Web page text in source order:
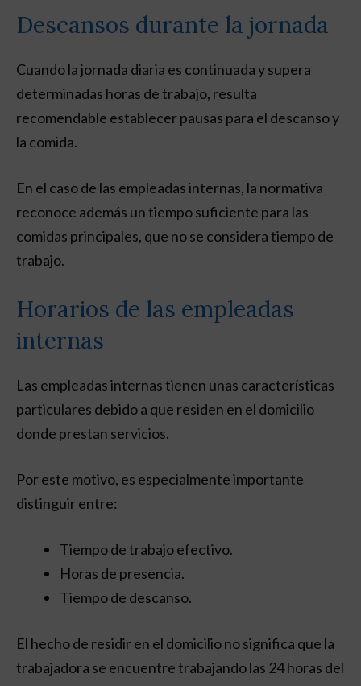
Descansos durante la jornada
Cuando la jornada diaria es continuada y supera
determinadas horas de trabajo, resulta
recomendable establecer pausas para el descanso y
la comida.
En el caso de las empleadas internas, la normativa
reconoce además un tiempo suficiente para las
comidas principales, que no se considera tiempo de
trabajo.
Horarios de las empleadas
internas
Las empleadas internas tienen unas características
particulares debido a que residen en el domicilio
donde prestan servicios.
Por este motivo, es especialmente importante
distinguir entre:
Tiempo de trabajo efectivo.
Horas de presencia.
Tiempo de descanso.
El hecho de residir en el domicilio no significa que la
trabajadora se encuentre trabajando las 24 horas del